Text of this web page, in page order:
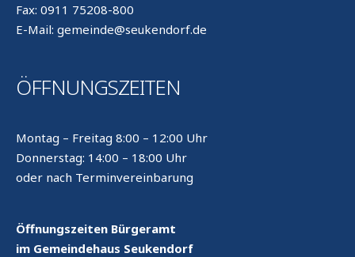
Fax: 0911 75208-800
E-Mail: gemeinde@seukendorf.de
ÖFFNUNGSZEITEN
Montag – Freitag 8:00 – 12:00 Uhr
Donnerstag: 14:00 – 18:00 Uhr
oder nach Terminvereinbarung
Öffnungszeiten Bürgeramt
im Gemeindehaus Seukendorf